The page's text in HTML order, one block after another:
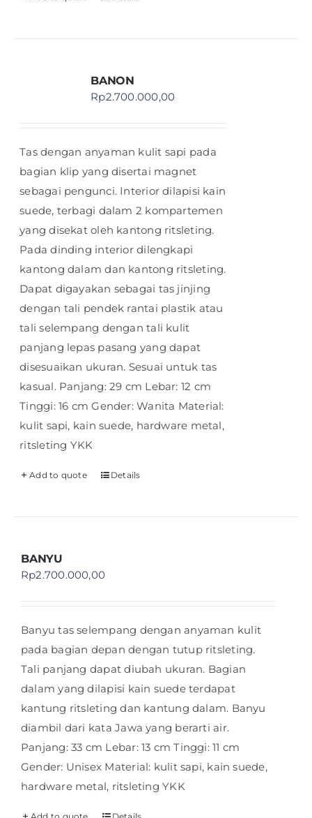
BANON
Rp2.700.000,00
Tas dengan anyaman kulit sapi pada
bagian klip yang disertai magnet
sebagai pengunci. Interior dilapisi kain
suede, terbagi dalam 2 kompartemen
yang disekat oleh kantong ritsleting.
Pada dinding interior dilengkapi
kantong dalam dan kantong ritsleting.
Dapat digayakan sebagai tas jinjing
dengan tali pendek rantai plastik atau
tali selempang dengan tali kulit
panjang lepas pasang yang dapat
disesuaikan ukuran. Sesuai untuk tas
kasual. Panjang: 29 cm Lebar: 12 cm
Tinggi: 16 cm Gender: Wanita Material:
kulit sapi, kain suede, hardware metal,
ritsleting YKK
Add to quote Details
BANYU
Rp2.700.000,00
Banyu tas selempang dengan anyaman kulit
pada bagian depan dengan tutup ritsleting.
Tali panjang dapat diubah ukuran. Bagian
dalam yang dilapisi kain suede terdapat
kantung ritsleting dan kantung dalam. Banyu
diambil dari kata Jawa yang berarti air.
Panjang: 33 cm Lebar: 13 cm Tinggi: 11 cm
Gender: Unisex Material: kulit sapi, kain suede,
hardware metal, ritsleting YKK